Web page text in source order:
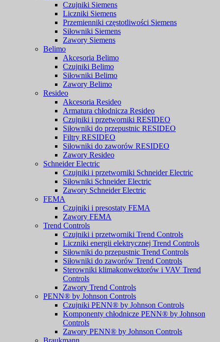
Czujniki Siemens
Liczniki Siemens
Przemienniki częstotliwości Siemens
Siłowniki Siemens
Zawory Siemens
Belimo
Akcesoria Belimo
Czujniki Belimo
Siłowniki Belimo
Zawory Belimo
Resideo
Akcesoria Resideo
Armatura chłodnicza Resideo
Czujniki i przetworniki RESIDEO
Siłowniki do przepustnic RESIDEO
Filtry RESIDEO
Siłowniki do zaworów RESIDEO
Zawory Resideo
Schneider Electric
Czujniki i przetworniki Schneider Electric
Siłowniki Schneider Electric
Zawory Schneider Electric
FEMA
Czujniki i presostaty FEMA
Zawory FEMA
Trend Controls
Czujniki i przetworniki Trend Controls
Liczniki energii elektrycznej Trend Controls
Siłowniki do przepustnic Trend Controls
Siłowniki do zaworów Trend Controls
Sterowniki klimakonwektorów i VAV Trend
Controls
Zawory Trend Controls
PENN® by Johnson Controls
Czujniki PENN® by Johnson Controls
Komponenty chłodnicze PENN® by Johnson
Controls
Zawory PENN® by Johnson Controls
Braukmann